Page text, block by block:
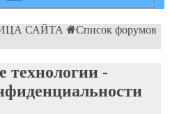
САЙТА
Список форумов
-